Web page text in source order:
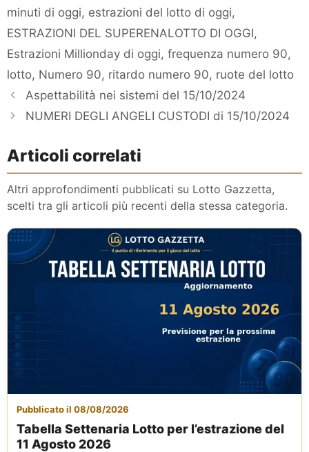
minuti di oggi, estrazioni del lotto di oggi,
ESTRAZIONI DEL SUPERENALOTTO DI OGGI,
Estrazioni Millionday di oggi, frequenza numero 90,
lotto, Numero 90, ritardo numero 90, ruote del lotto
Aspettabilità nei sistemi del 15/10/2024
NUMERI DEGLI ANGELI CUSTODI di 15/10/2024
Articoli correlati
Altri approfondimenti pubblicati su Lotto Gazzetta,
scelti tra gli articoli più recenti della stessa categoria.
Pubblicato il 08/08/2026
Tabella Settenaria Lotto per l’estrazione del
11 Agosto 2026